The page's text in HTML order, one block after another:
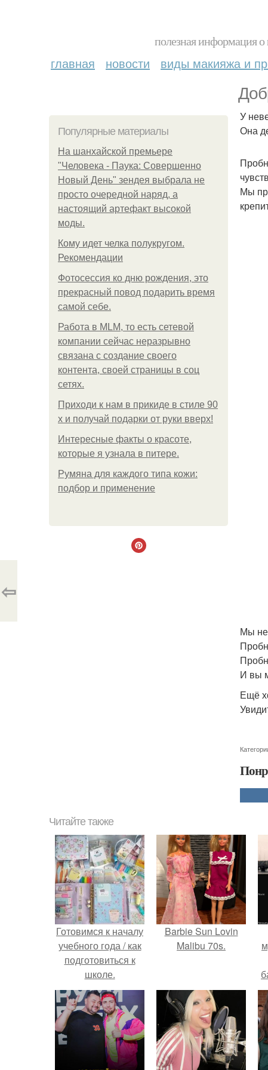
полезная информация о
главная новости виды макияжа и
Популярные материалы
На шанхайской премьере
"Человека - Паука: Совершенно
Новый День" зендея выбрала не
просто очередной наряд, а
настоящий артефакт высокой
моды.
Кому идет челка полукругом.
Рекомендации
Фотосессия ко дню рождения, это
прекрасный повод подарить время
самой себе.
Работа в MLM, то есть сетевой
компании сейчас неразрывно
связана с создание своего
контента, своей страницы в соц
сетях.
Приходи к нам в прикиде в стиле 90
х и получай подарки от руки вверх!
Интересные факты о красоте,
которые я узнала в питере.
Румяна для каждого типа кожи:
подбор и применение
У
Она
Мы
Мы
И вы
Ещё
⇦
Читайте также
Готовимся к началу
учебного года / как
подготовиться к
школе.
Barbie Sun Lovin
Malibu 70s.